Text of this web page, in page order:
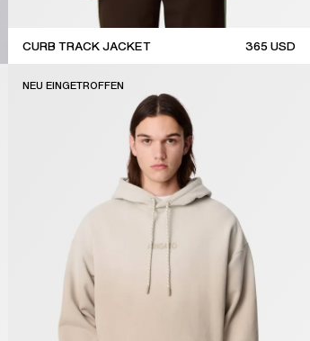
CURB TRACK JACKET 365USD
NEU EINGETROFFEN